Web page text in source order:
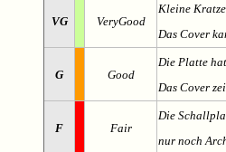
VG VeryGood
Kleine
Das Cover
G Good
Die Platte
Das Cover
F Fair
Die
nur noch